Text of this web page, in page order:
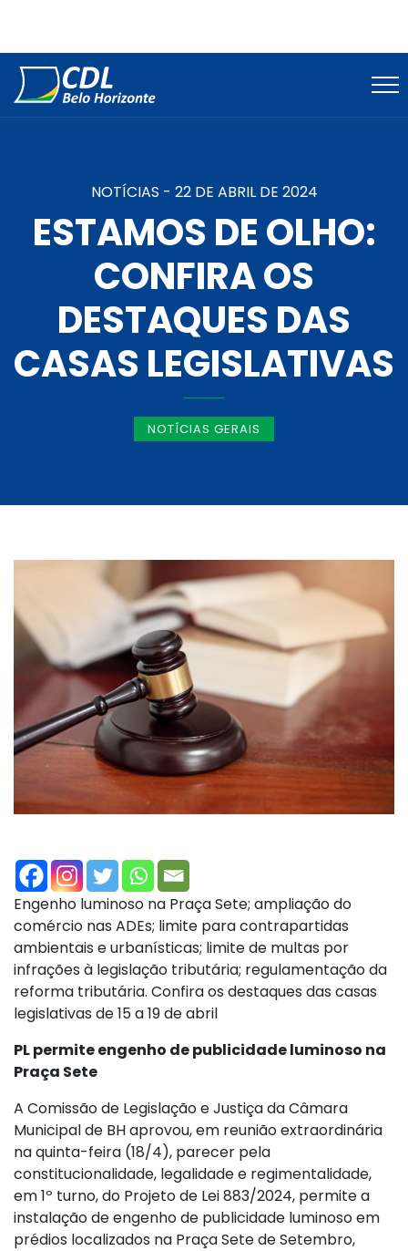
NOTÍCIAS - 22 DE ABRIL DE 2024
ESTAMOS DE OLHO:
CONFIRA OS
DESTAQUES DAS
CASAS LEGISLATIVAS
NOTÍCIAS GERAIS
Engenho luminoso na Praça Sete; ampliação do
comércio nas ADEs; limite para contrapartidas
ambientais e urbanísticas; limite de multas por
infrações à legislação tributária; regulamentação da
reforma tributária. Confira os destaques das casas
legislativas de 15 a 19 de abril
PL permite engenho de publicidade luminoso na
Praça Sete
A Comissão de Legislação e Justiça da Câmara
Municipal de BH aprovou, em reunião extraordinária
na quinta-feira (18/4), parecer pela
constitucionalidade, legalidade e regimentalidade,
em 1º turno, do Projeto de Lei 883/2024, permite a
instalação de engenho de publicidade luminoso em
prédios localizados na Praça Sete de Setembro,